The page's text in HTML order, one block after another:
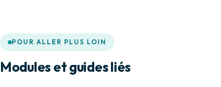
POUR ALLER PLUS LOIN
Modules et guides liés